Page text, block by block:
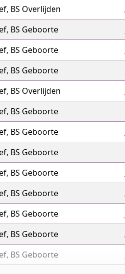
BS Overlijden
BS Geboorte
BS Geboorte
BS Geboorte
BS Overlijden
BS Geboorte
BS Geboorte
BS Geboorte
BS Geboorte
BS Geboorte
BS Geboorte
BS Geboorte
BS Geboorte